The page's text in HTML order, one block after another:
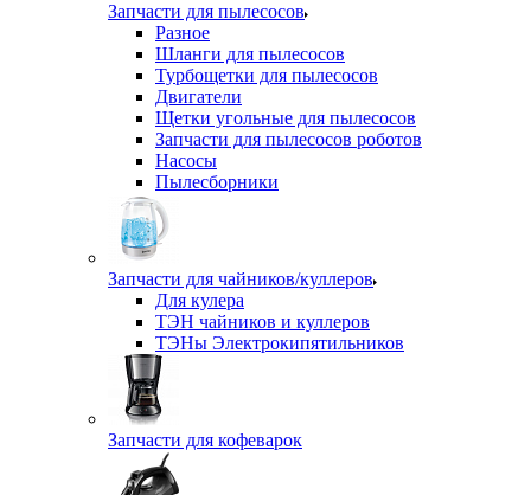
Запчасти для пылесосов
Разное
Шланги для пылесосов
Турбощетки для пылесосов
Двигатели
Щетки угольные для пылесосов
Запчасти для пылесосов роботов
Насосы
Пылесборники
Запчасти для чайников/куллеров
Для кулера
ТЭН чайников и куллеров
ТЭНы Электрокипятильников
Запчасти для кофеварок